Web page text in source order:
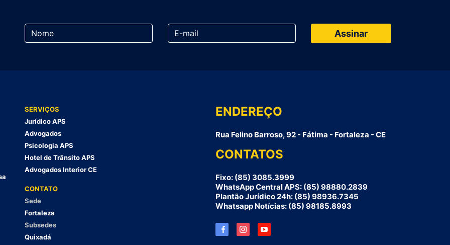
SERVIÇOS
Jurídico APS
Advogados
Psicologia APS
Hotel de Trânsito APS
Advogados Interior CE
CONTATO
Sede
Fortaleza
Subsedes
Quixadá
ENDEREÇO
Rua Felino Barroso, 92 - Fátima - Fortaleza - CE
CONTATOS
Fixo: (85) 3085.3999
WhatsApp Central APS: (85) 98880.2839
Plantão Jurídico 24h: (85) 98936.7345
Whatsapp Notícias: (85) 98185.8993